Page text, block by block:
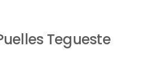
Tegueste